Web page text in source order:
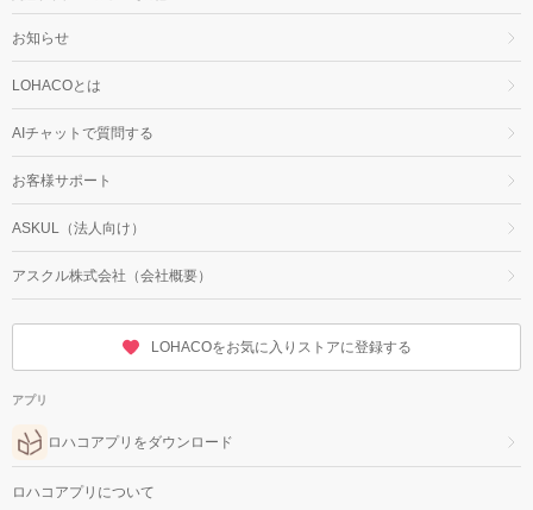
お知らせ
LOHACOとは
AIチャットで質問する
お客様サポート
ASKUL（法人向け）
アスクル株式会社（会社概要）
LOHACOをお気に入りストアに登録する
アプリ
ロハコアプリをダウンロード
ロハコアプリについて